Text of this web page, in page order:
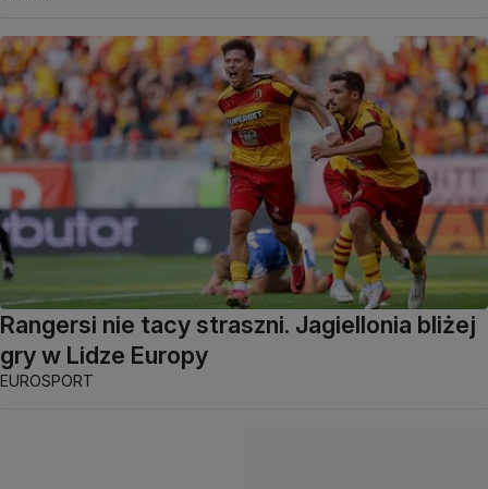
Rangersi nie tacy straszni. Jagiellonia bliżej
gry w Lidze Europy
EUROSPORT